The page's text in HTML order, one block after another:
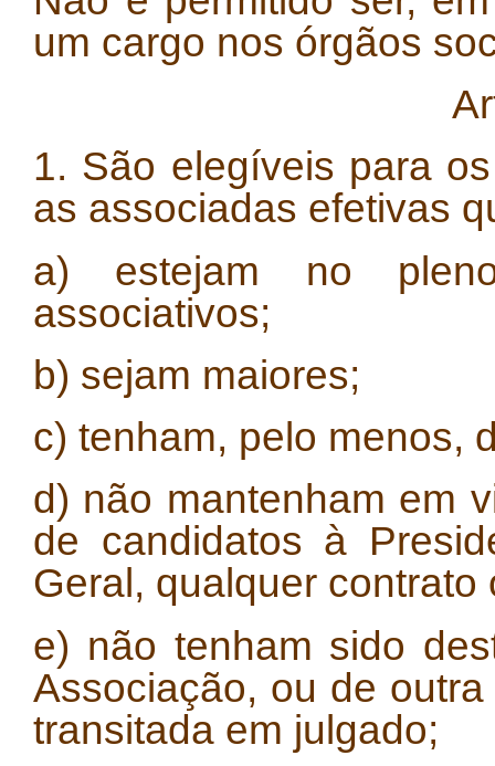
um cargo nos órgãos
1. São elegíveis para
as associadas efetivas
a) estejam no
associativos;
b) sejam maiores;
c) tenham, pelo menos,
d) não mantenham em
de candidatos à
Geral, qualquer
e) não tenham sido
Associação, ou de
transitada em julgado;